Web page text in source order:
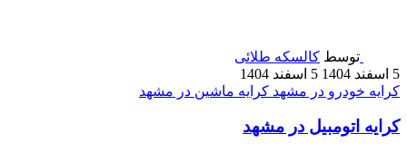
توسط کالسکه طلائی
5 اسفند 1404
5 اسفند 1404
کرایه خودرو در مشهد کرایه ماشین در مشهد
کرایه اتومبیل در مشهد